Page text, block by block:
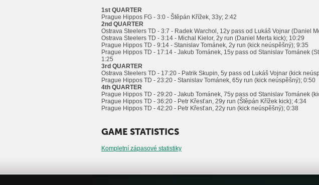
1st QUARTER
Prague Hippos FG - 3:0 - Štěpán Křížek, 33y; 2:42
2nd QUARTER
Ostrava Steelers TD - 3:7 - Radek Warchol, 12y pass od Lukáš Vojnar (Daniel
Ostrava Steelers TD - 3:14 - Michal Kielor, 2y run (Daniel Merta kick); 10:29
Prague Hippos TD - 9:14 - Stanislav Tománek, 2y run (kick neúspěšný); 9:35
Prague Hippos TD - 17:14 - Jakub Tománek, 15y pass od Stanislav Tománek
1:25
3rd QUARTER
Ostrava Steelers TD - 17:20 - Patrik Skupin, 5y pass od Lukáš Vojnar (kick
Prague Hippos TD - 23:20 - Stanislav Tománek, 65y run (kick neúspěšný); 0:50
4th QUARTER
Prague Hippos TD - 29:20 - Jakub Tománek, 75y pass od Stanislav Tománek
Prague Hippos TD - 36:20 - Petr Křesťan, 29y run (Štěpán Křížek kick); 4:34
Prague Hippos TD - 42:20 - Petr Křesťan, 22y run (kick neúspěšný); 0:38
GAME STATISTICS
Kompletní zápasové statistiky